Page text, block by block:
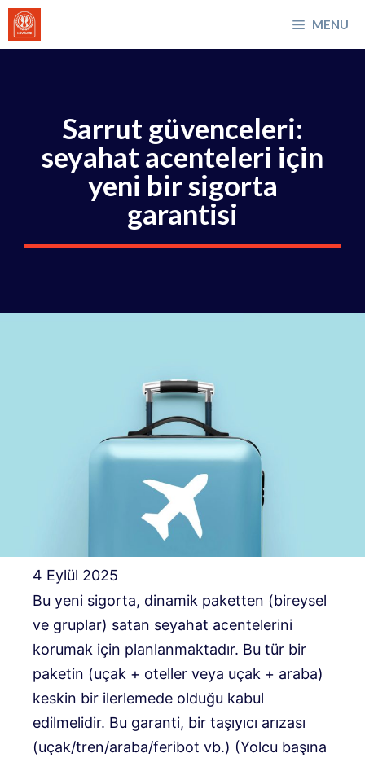
İçeriğe
atla
MENU
Sarrut güvenceleri:
seyahat acenteleri için
yeni bir sigorta
garantisi
4 Eylül 2025
Bu yeni sigorta, dinamik paketten (bireysel
ve gruplar) satan seyahat acentelerini
korumak için planlanmaktadır. Bu tür bir
paketin (uçak + oteller veya uçak + araba)
keskin bir ilerlemede olduğu kabul
edilmelidir. Bu garanti, bir taşıyıcı arızası
(uçak/tren/araba/feribot vb.) (Yolcu başına